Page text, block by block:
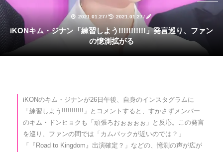
2021.01.27/ 2021.01.27/
iKONキム・ジナン「練習しよう!!!!!!!!!!!」発言巡り、ファン
の憶測拡がる
iKONのキム・ジナンが26日午後、自身のインスタグラムに
「練習しよう!!!!!!!!!!!」とコメントすると、すかさずメンバー
のキム・ドンヒョクも「頑張ろおぉぉぉぉ」と反応。この発言
を巡り、ファンの間では「カムバックが近いのでは？」
「『Road to Kingdom』出演確定？」などの、憶測の声が広が